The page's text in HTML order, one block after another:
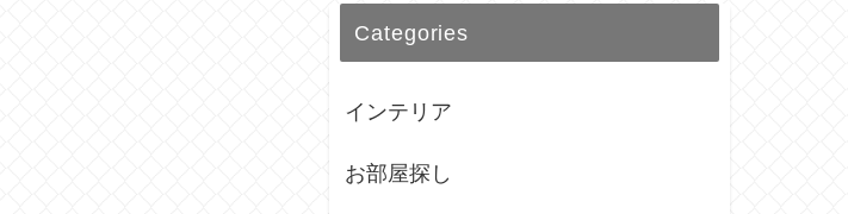
Categories
インテリア
お部屋探し